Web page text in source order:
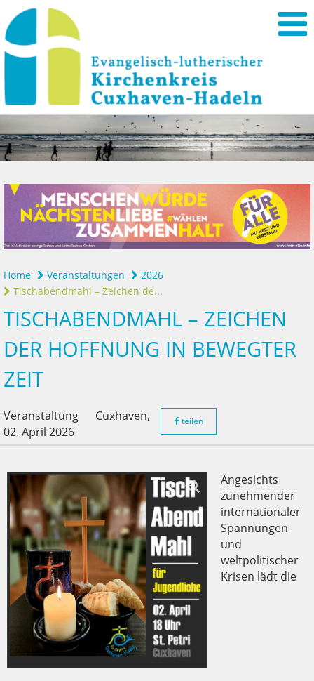
Home Veranstaltungen
2026
Tischabendmahl – Zeichen de...
TISCHABENDMAHL – ZEICHEN
DER HOFFNUNG IN BEWEGTER
ZEIT
Veranstaltung
Cuxhaven,
02. April 2026
teilen
Angesichts
zunehmender
internationaler
Spannungen
und
weltpolitischer
Krisen lädt die